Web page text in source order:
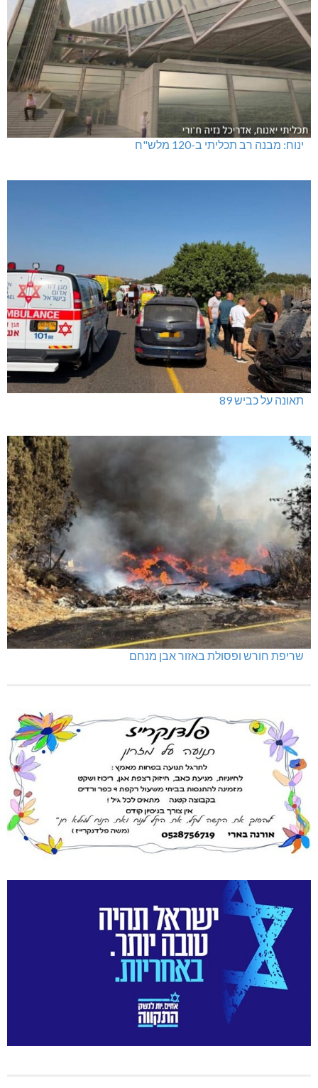
ינוח: מבנה רב תכליתי ב-120 מלש"ח
תאונה על כביש 89
שריפת חורש ופסולת באזור אבן מנחם